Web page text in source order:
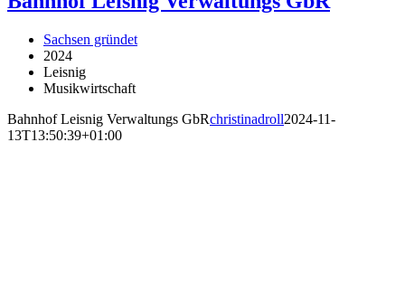
Sachsen gründet
2024
Leisnig
Musikwirtschaft
Bahnhof Leisnig Verwaltungs GbRchristinadroll2024-11-
13T13:50:39+01:00